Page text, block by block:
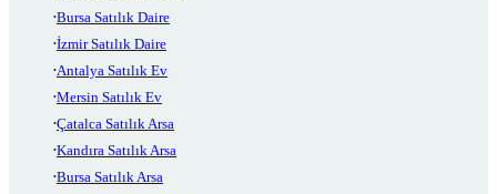
Bursa Satılık Daire
İzmir Satılık Daire
Antalya Satılık Ev
Mersin Satılık Ev
Çatalca Satılık Arsa
Kandıra Satılık Arsa
Bursa Satılık Arsa